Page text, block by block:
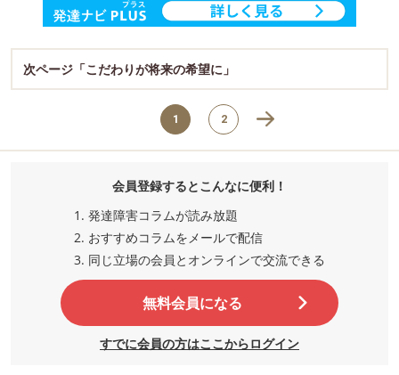
次ページ「こだわりが将来の希望に」
1 2
会員登録するとこんなに便利！
発達障害コラムが読み放題
おすすめコラムをメールで配信
同じ立場の会員とオンラインで交流できる
無料会員になる
すでに会員の方はここからログイン